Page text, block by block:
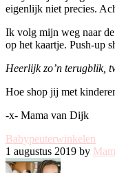
eigenlijk niet precies.
Ik volg mijn weg naar
op het kaartje. Push-up
Heerlijk zo’n terugblik,
Hoe shop jij met
-x- Mama van Dijk
Babypeuterwinkelen
1 augustus 2019 by